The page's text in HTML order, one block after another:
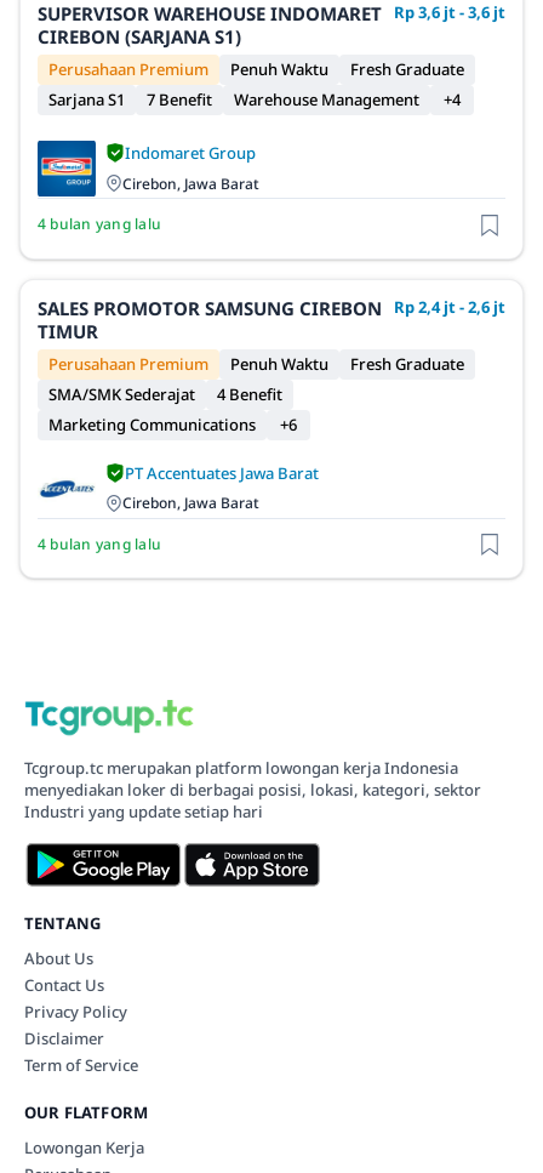
SUPERVISOR WAREHOUSE INDOMARET
CIREBON (SARJANA S1)
Rp 3,6 jt - 3,6 jt
Perusahaan Premium Penuh Waktu
Fresh Graduate
Sarjana S1
7 Benefit Warehouse Management +4
Indomaret Group
Cirebon, Jawa Barat
4 bulan yang lalu
SALES PROMOTOR SAMSUNG CIREBON
TIMUR
Rp 2,4 jt - 2,6 jt
Perusahaan Premium Penuh Waktu
Fresh Graduate
SMA/SMK Sederajat
4 Benefit
Marketing Communications
+6
PT Accentuates Jawa Barat
Cirebon, Jawa Barat
4 bulan yang lalu
Tcgroup.tc merupakan platform lowongan kerja Indonesia
menyediakan loker di berbagai posisi, lokasi, kategori, sektor
Industri yang update setiap hari
TENTANG
About Us
Contact Us
Privacy Policy
Disclaimer
Term of Service
OUR FLATFORM
Lowongan Kerja